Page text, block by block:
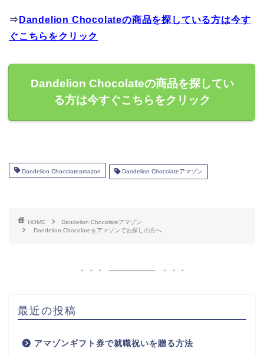
⇒ Dandelion Chocolateの商品を探している方は今す
ぐこちらをクリック
Dandelion Chocolateの商品を探してい
る方は今すぐこちらをクリック
Dandelion Chocolateamazon Dandelion Chocolateアマゾン
HOME
Dandelion Chocolateアマゾン
Dandelion Chocolateをアマゾンでお探しの方へ
最近の投稿
アマゾンギフト券で就職祝いを贈る方法